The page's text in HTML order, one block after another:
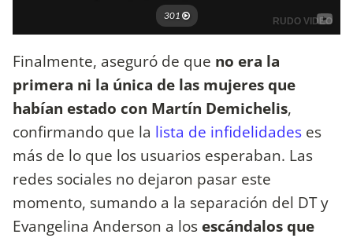
Finalmente, aseguró de que no era la
primera ni la única de las mujeres que
habían estado con Martín Demichelis,
confirmando que la lista de infidelidades es
más de lo que los usuarios esperaban. Las
redes sociales no dejaron pasar este
momento, sumando a la separación del DT y
Evangelina Anderson a los escándalos que